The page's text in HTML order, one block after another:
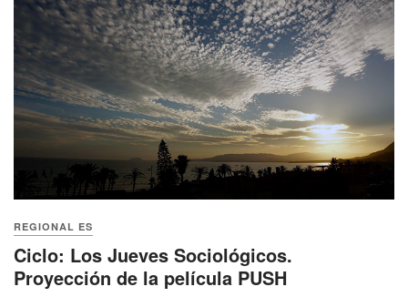
REGIONAL ES
Ciclo: Los Jueves Sociológicos.
Proyección de la película PUSH